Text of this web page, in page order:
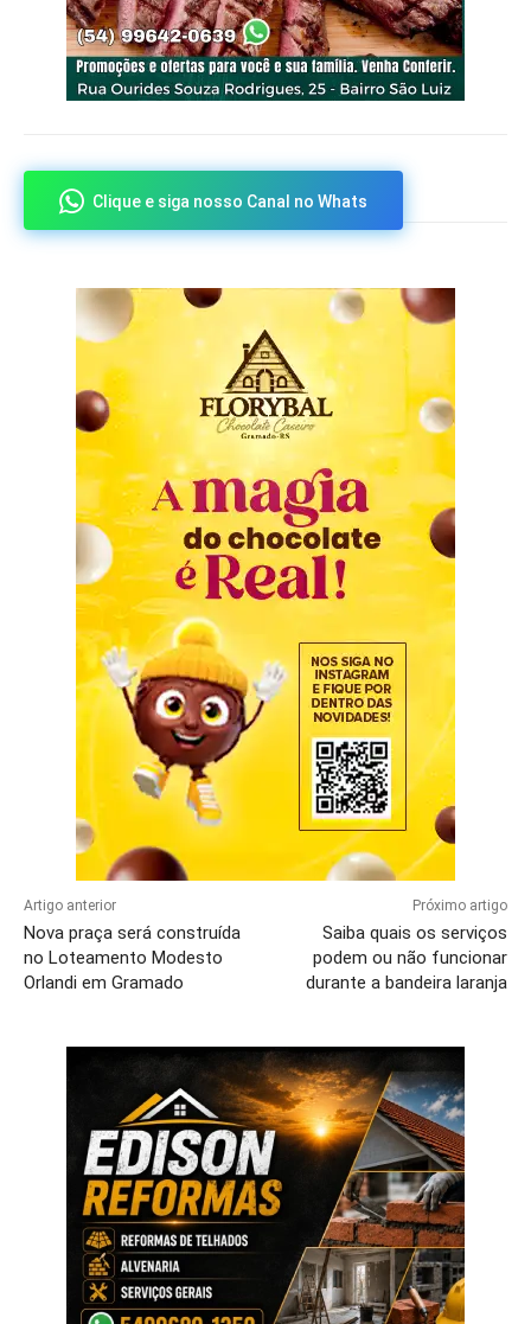
Clique e siga nosso Canal no Whats
Artigo anterior
Nova praça será construída
no Loteamento Modesto
Orlandi em Gramado
Próximo artigo
Saiba quais os serviços
podem ou não funcionar
durante a bandeira laranja